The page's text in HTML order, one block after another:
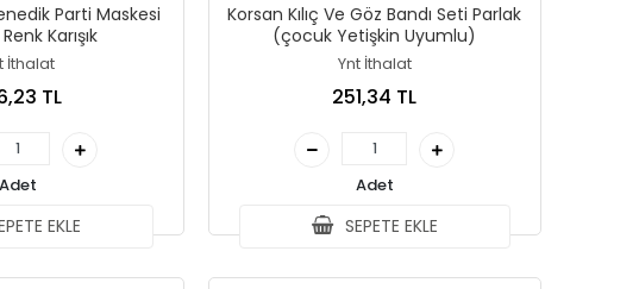
Maskesi
Karışık
İthalat
TL
Adet
EKLE
Korsan Kılıç Ve Göz Bandı Seti Parlak
(çocuk Yetişkin Uyumlu)
Ynt İthalat
251,34 TL
Adet
SEPETE EKLE